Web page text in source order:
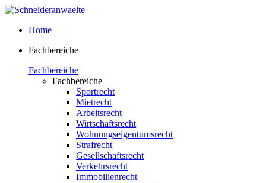
Home
Fachbereiche
Fachbereiche
Fachbereiche
Sportrecht
Mietrecht
Arbeitsrecht
Wirtschaftsrecht
Wohnungseigentumsrecht
Strafrecht
Gesellschaftsrecht
Verkehrsrecht
Immobilienrecht